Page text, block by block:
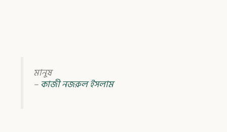
মানুষ
– কাজী নজরুল ইসলাম